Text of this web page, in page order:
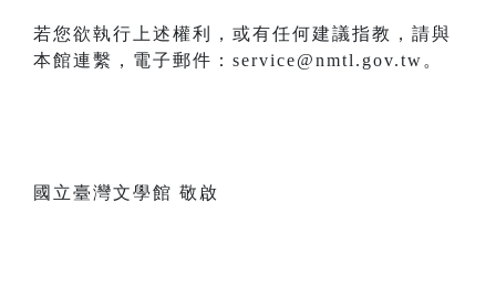
若您欲執行上述權利，或有任何建議指教，請與
本館連繫，電子郵件：service@nmtl.gov.tw。
國立臺灣文學館 敬啟